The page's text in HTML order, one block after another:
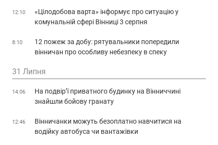
12:10
«Цілодобова варта» інформує про ситуацію у
комунальній сфері Вінниці 3 серпня
8:10
12 пожеж за добу: рятувальники попередили
вінничан про особливу небезпеку в спеку
31 Липня
14:06
На подвір’ї приватного будинку на Вінниччині
знайшли бойову гранату
12:46
Вінничанки можуть безоплатно навчитися на
водійку автобуса чи вантажівки